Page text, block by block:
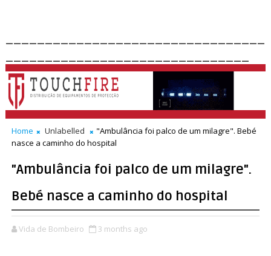
Home Unlabelled
"Ambulância foi palco de um milagre". Bebé
nasce a caminho do hospital
"Ambulância foi palco de um milagre".
Bebé nasce a caminho do hospital
Vida de Bombeiro 3 months ago